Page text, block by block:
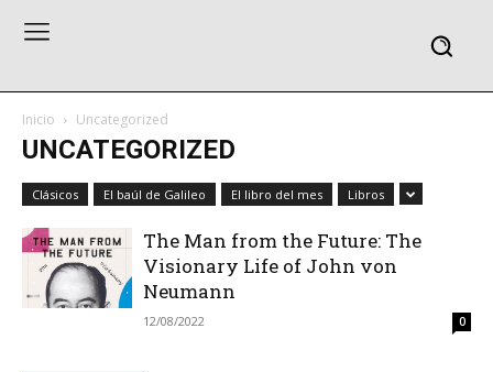
Inicio Uncategorized
UNCATEGORIZED
Clásicos El baúl de Galileo El libro del mes Libros
The Man from the Future: The
Visionary Life of John von
Neumann
12/08/2022 0